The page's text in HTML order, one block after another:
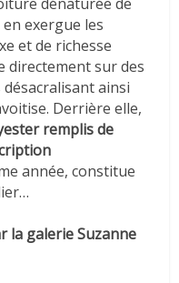
exergue les
et de richesse
directement sur des
ainsi
Derrière elle,
remplis de
année, constitue
la galerie Suzanne